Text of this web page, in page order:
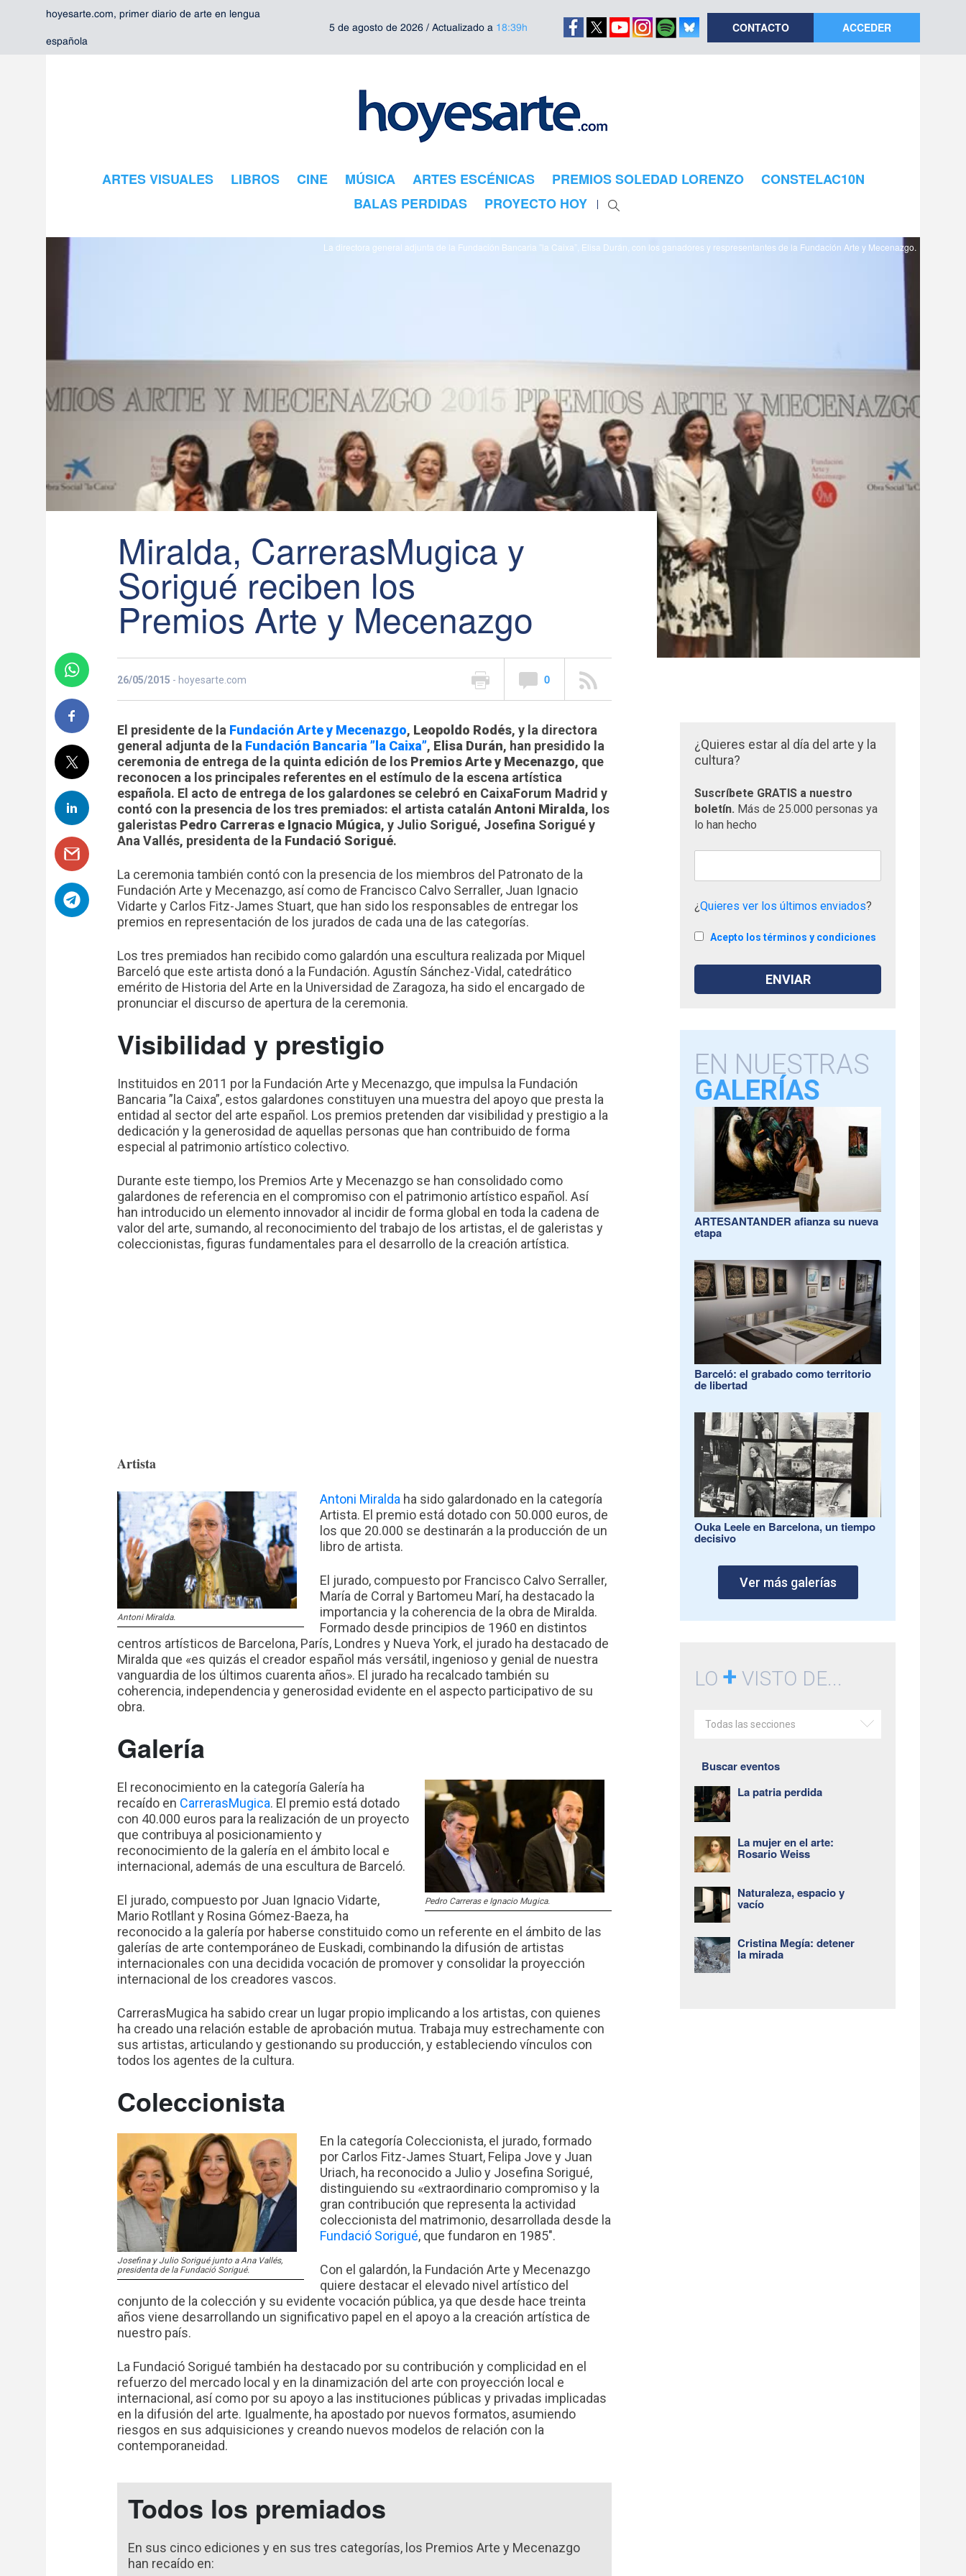
hoyesarte.com, primer diario de arte en lengua
española
5 de agosto de 2026 / Actualizado a 18:39h CONTACTO ACCEDER
ARTES VISUALES LIBROS CINE MÚSICA ARTES ESCÉNICAS PREMIOS SOLEDAD LORENZO
CONSTELAC10N
BALAS PERDIDAS
PROYECTO HOY
La directora general adjunta de la Fundación Bancaria ”la Caixa”, Elisa Durán, con los ganadores y respresentantes de la Fundación Arte y Mecenazgo.
Miralda, CarrerasMugica y
Sorigué reciben los
Premios Arte y Mecenazgo
26/05/2015 - hoyesarte.com 0
El presidente de la Fundación Arte y Mecenazgo, Leopoldo Rodés, y la directora
general adjunta de la Fundación Bancaria ”la Caixa”, Elisa Durán, han presidido la
ceremonia de entrega de la quinta edición de los Premios Arte y Mecenazgo, que
reconocen a los principales referentes en el estímulo de la escena artística
española. El acto de entrega de los galardones se celebró en CaixaForum Madrid y
contó con la presencia de los tres premiados: el artista catalán Antoni Miralda, los
galeristas Pedro Carreras e Ignacio Múgica, y Julio Sorigué, Josefina Sorigué y
Ana Vallés, presidenta de la Fundació Sorigué.
La ceremonia también contó con la presencia de los miembros del Patronato de la
Fundación Arte y Mecenazgo, así como de Francisco Calvo Serraller, Juan Ignacio
Vidarte y Carlos Fitz-James Stuart, que han sido los responsables de entregar los
premios en representación de los jurados de cada una de las categorías.
Los tres premiados han recibido como galardón una escultura realizada por Miquel
Barceló que este artista donó a la Fundación. Agustín Sánchez-Vidal, catedrático
emérito de Historia del Arte en la Universidad de Zaragoza, ha sido el encargado de
pronunciar el discurso de apertura de la ceremonia.
Visibilidad y prestigio
Instituidos en 2011 por la Fundación Arte y Mecenazgo, que impulsa la Fundación
Bancaria ”la Caixa”, estos galardones constituyen una muestra del apoyo que presta la
entidad al sector del arte español. Los premios pretenden dar visibilidad y prestigio a la
dedicación y la generosidad de aquellas personas que han contribuido de forma
especial al patrimonio artístico colectivo.
Durante este tiempo, los Premios Arte y Mecenazgo se han consolidado como
galardones de referencia en el compromiso con el patrimonio artístico español. Así
han introducido un elemento innovador al incidir de forma global en toda la cadena de
valor del arte, sumando, al reconocimiento del trabajo de los artistas, el de galeristas y
coleccionistas, figuras fundamentales para el desarrollo de la creación artística.
Artista
Antoni Miralda.
Antoni Miralda ha sido galardonado en la categoría
Artista. El premio está dotado con 50.000 euros, de
los que 20.000 se destinarán a la producción de un
libro de artista.
El jurado, compuesto por Francisco Calvo Serraller,
María de Corral y Bartomeu Marí, ha destacado la
importancia y la coherencia de la obra de Miralda.
Formado desde principios de 1960 en distintos
centros artísticos de Barcelona, París, Londres y Nueva York, el jurado ha destacado de
Miralda que «es quizás el creador español más versátil, ingenioso y genial de nuestra
vanguardia de los últimos cuarenta años». El jurado ha recalcado también su
coherencia, independencia y generosidad evidente en el aspecto participativo de su
obra.
Galería
Pedro Carreras e Ignacio Mugica.
El reconocimiento en la categoría Galería ha
recaído en CarrerasMugica. El premio está dotado
con 40.000 euros para la realización de un proyecto
que contribuya al posicionamiento y
reconocimiento de la galería en el ámbito local e
internacional, además de una escultura de Barceló.
El jurado, compuesto por Juan Ignacio Vidarte,
Mario Rotllant y Rosina Gómez-Baeza, ha
reconocido a la galería por haberse constituido como un referente en el ámbito de las
galerías de arte contemporáneo de Euskadi, combinando la difusión de artistas
internacionales con una decidida vocación de promover y consolidar la proyección
internacional de los creadores vascos.
CarrerasMugica ha sabido crear un lugar propio implicando a los artistas, con quienes
ha creado una relación estable de aprobación mutua. Trabaja muy estrechamente con
sus artistas, articulando y gestionando su producción, y estableciendo vínculos con
todos los agentes de la cultura.
Coleccionista
Josefina y Julio Sorigué junto a Ana Vallés,
presidenta de la Fundació Sorigué.
En la categoría Coleccionista, el jurado, formado
por Carlos Fitz-James Stuart, Felipa Jove y Juan
Uriach, ha reconocido a Julio y Josefina Sorigué,
distinguiendo su «extraordinario compromiso y la
gran contribución que representa la actividad
coleccionista del matrimonio, desarrollada desde la
Fundació Sorigué, que fundaron en 1985″.
Con el galardón, la Fundación Arte y Mecenazgo
quiere destacar el elevado nivel artístico del
conjunto de la colección y su evidente vocación pública, ya que desde hace treinta
años viene desarrollando un significativo papel en el apoyo a la creación artística de
nuestro país.
La Fundació Sorigué también ha destacado por su contribución y complicidad en el
refuerzo del mercado local y en la dinamización del arte con proyección local e
internacional, así como por su apoyo a las instituciones públicas y privadas implicadas
en la difusión del arte. Igualmente, ha apostado por nuevos formatos, asumiendo
riesgos en sus adquisiciones y creando nuevos modelos de relación con la
contemporaneidad.
Todos los premiados
En sus cinco ediciones y en sus tres categorías, los Premios Arte y Mecenazgo
han recaído en:
¿Quieres estar al día del arte y la
cultura?
Suscríbete GRATIS a nuestro
boletín. Más de 25.000 personas ya
lo han hecho
¿Quieres ver los últimos enviados?
Acepto los términos y condiciones
EN NUESTRAS
GALERÍAS
ARTESANTANDER afianza su nueva
etapa
Barceló: el grabado como territorio
de libertad
Ouka Leele en Barcelona, un tiempo
decisivo
Ver más galerías
LO+ VISTO DE...
Todas las secciones
Buscar eventos
La patria perdida
La mujer en el arte:
Rosario Weiss
Naturaleza, espacio y
vacío
Cristina Megía: detener
la mirada